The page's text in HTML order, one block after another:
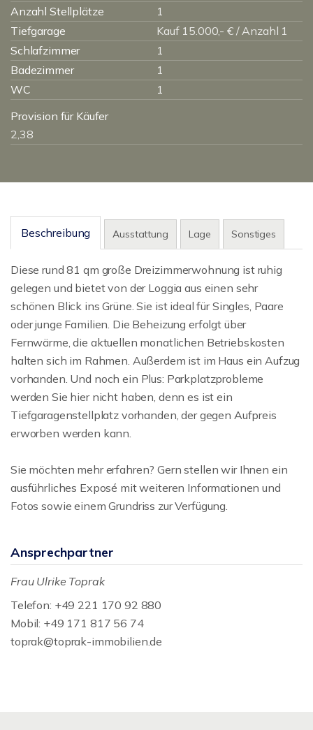
Anzahl Stellplätze
1
Tiefgarage
Kauf 15.000,- € / Anzahl 1
Schlafzimmer
1
Badezimmer
1
WC
1
Provision für Käufer
2,38
Beschreibung Ausstattung Lage Sonstiges
Diese rund 81 qm große Dreizimmerwohnung ist ruhig
gelegen und bietet von der Loggia aus einen sehr
schönen Blick ins Grüne. Sie ist ideal für Singles, Paare
oder junge Familien. Die Beheizung erfolgt über
Fernwärme, die aktuellen monatlichen Betriebskosten
halten sich im Rahmen. Außerdem ist im Haus ein Aufzug
vorhanden. Und noch ein Plus: Parkplatzprobleme
werden Sie hier nicht haben, denn es ist ein
Tiefgaragenstellplatz vorhanden, der gegen Aufpreis
erworben werden kann.
Sie möchten mehr erfahren? Gern stellen wir Ihnen ein
ausführliches Exposé mit weiteren Informationen und
Fotos sowie einem Grundriss zur Verfügung.
Ansprechpartner
Frau Ulrike Toprak
Telefon: +49 221 170 92 880
Mobil: +49 171 817 56 74
toprak@toprak-immobilien.de